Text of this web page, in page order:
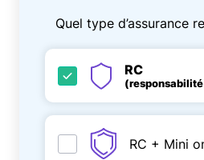
Quel type d’assurance
RC
RC + Mini